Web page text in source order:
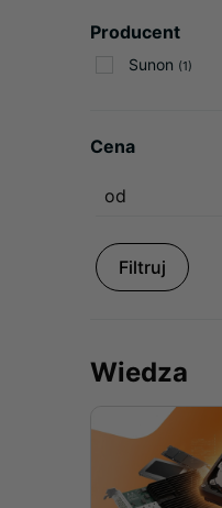
Producent
Sunon (1)
Cena
Filtruj
Wiedza